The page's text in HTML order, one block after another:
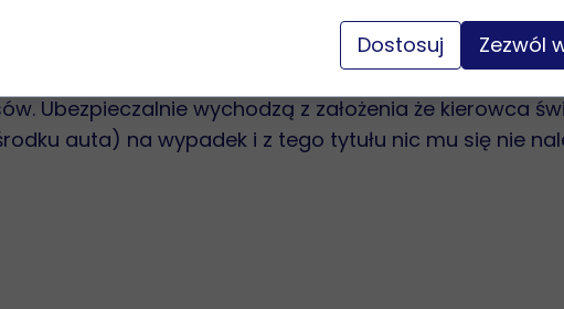
zrekompensuje skutki wypadku. Takie środki
żadne odszkodowanie nie przysługuje, właśnie
Ubezpieczalnie wychodzą z założenia że kierowca
auta) na wypadek i z tego tytułu nic mu się nie
Dostosuj Zezwól